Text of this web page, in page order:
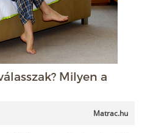
Milyen a
Matrac.hu